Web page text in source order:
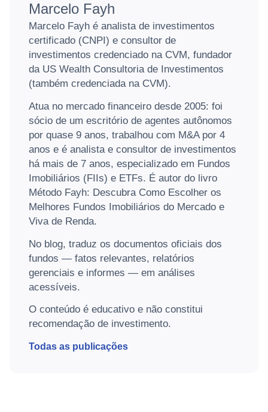
Marcelo Fayh
Marcelo Fayh é analista de investimentos
certificado (CNPI) e consultor de
investimentos credenciado na CVM, fundador
da US Wealth Consultoria de Investimentos
(também credenciada na CVM).
Atua no mercado financeiro desde 2005: foi
sócio de um escritório de agentes autônomos
por quase 9 anos, trabalhou com M&A por 4
anos e é analista e consultor de investimentos
há mais de 7 anos, especializado em Fundos
Imobiliários (FIIs) e ETFs. É autor do livro
Método Fayh: Descubra Como Escolher os
Melhores Fundos Imobiliários do Mercado e
Viva de Renda.
No blog, traduz os documentos oficiais dos
fundos — fatos relevantes, relatórios
gerenciais e informes — em análises
acessíveis.
O conteúdo é educativo e não constitui
recomendação de investimento.
Todas as publicações